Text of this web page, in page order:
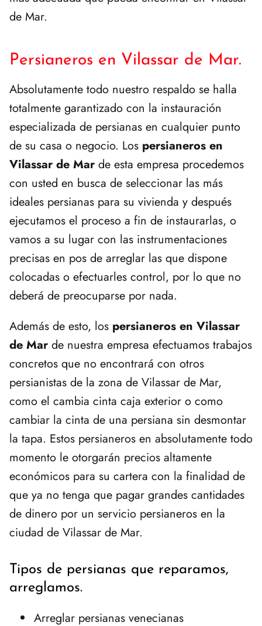
de Mar.
Persianeros en Vilassar de Mar.
Absolutamente todo nuestro respaldo se halla
totalmente garantizado con la instauración
especializada de persianas en cualquier punto
de su casa o negocio. Los persianeros en
Vilassar de Mar de esta empresa procedemos
con usted en busca de seleccionar las más
ideales persianas para su vivienda y después
ejecutamos el proceso a fin de instaurarlas, o
vamos a su lugar con las instrumentaciones
precisas en pos de arreglar las que dispone
colocadas o efectuarles control, por lo que no
deberá de preocuparse por nada.
Además de esto, los persianeros en Vilassar
de Mar de nuestra empresa efectuamos trabajos
concretos que no encontrará con otros
persianistas de la zona de Vilassar de Mar,
como el cambia cinta caja exterior o como
cambiar la cinta de una persiana sin desmontar
la tapa. Estos persianeros en absolutamente todo
momento le otorgarán precios altamente
económicos para su cartera con la finalidad de
que ya no tenga que pagar grandes cantidades
de dinero por un servicio persianeros en la
ciudad de Vilassar de Mar.
Tipos de persianas que reparamos,
arreglamos.
Arreglar persianas venecianas